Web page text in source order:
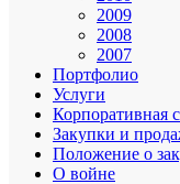
2009
2008
2007
Портфолио
Услуги
Корпоративная
Закупки и
Положение о
О войне